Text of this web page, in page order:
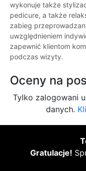
wykonuje także
pedicure, a także
zabieg
uwzględnieniem
zapewnić klientom
podczas wizyty.
Oceny na
Tylko zalogowani
danych.
Gratulacje!